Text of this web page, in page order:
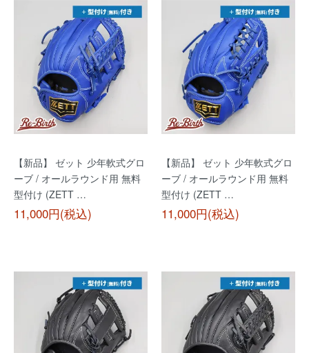
【新品】 ゼット 少年軟式グロ
ーブ / オールラウンド用 無料
型付け (ZETT …
11,000円(税込)
【新品】 ゼット 少年軟式グロ
ーブ / オールラウンド用 無料
型付け (ZETT …
11,000円(税込)